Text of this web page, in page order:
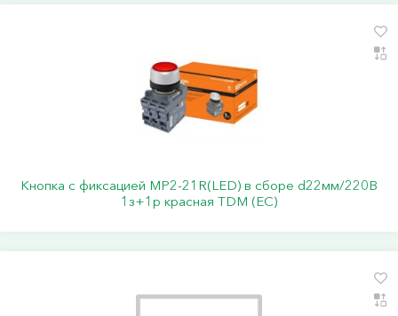
Кнопка с фиксацией MP2-21R(LED) в сборе d22мм/220В
1з+1р красная TDM (ЕС)